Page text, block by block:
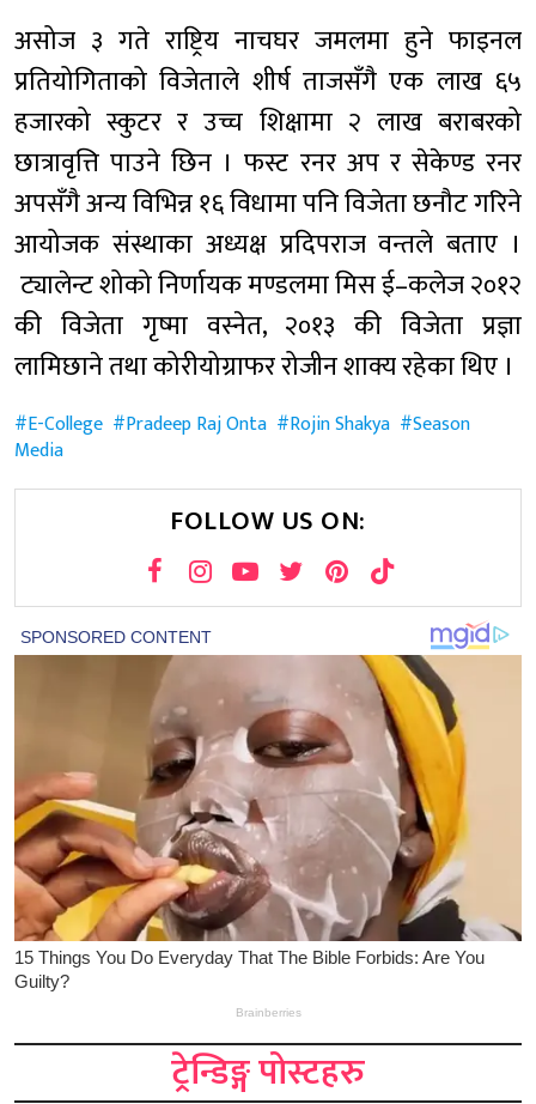
असोज ३ गते राष्ट्रिय नाचघर जमलमा हुने फाइनल
प्रतियोगिताको विजेताले शीर्ष ताजसँगै एक लाख ६५
हजारको स्कुटर र उच्च शिक्षामा २ लाख बराबरको
छात्रावृत्ति पाउने छिन । फस्ट रनर अप र सेकेण्ड रनर
अपसँगै अन्य विभिन्न १६ विधामा पनि विजेता छनौट गरिने
आयोजक संस्थाका अध्यक्ष प्रदिपराज वन्तले बताए ।
ट्यालेन्ट शोको निर्णायक मण्डलमा मिस ई–कलेज २०१२
की विजेता गृष्मा वस्नेत, २०१३ की विजेता प्रज्ञा
लामिछाने तथा कोरीयोग्राफर रोजीन शाक्य रहेका थिए ।
E-College Pradeep Raj Onta Rojin Shakya
Season
Media
FOLLOW US ON:
ट्रेन्डिङ्ग पोस्टहरु